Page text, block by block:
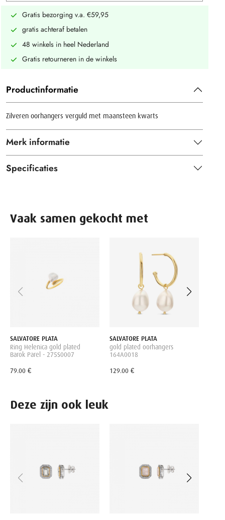
Gratis bezorging v.a. €59,95
gratis achteraf betalen
48 winkels in heel Nederland
Gratis retourneren in de winkels
Productinformatie
Zilveren oorhangers verguld met maansteen kwarts
Merk informatie
Specificaties
Vaak samen gekocht met
SALVATORE PLATA
Ring Helenica gold plated
Barok Parel - 275S0007
79.00 €
SALVATORE PLATA
gold plated oorhangers
164A0018
129.00 €
Deze zijn ook leuk